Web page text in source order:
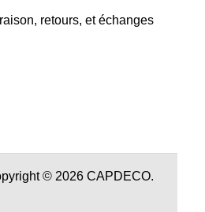
retours, et échanges
© 2026 CAPDECO.